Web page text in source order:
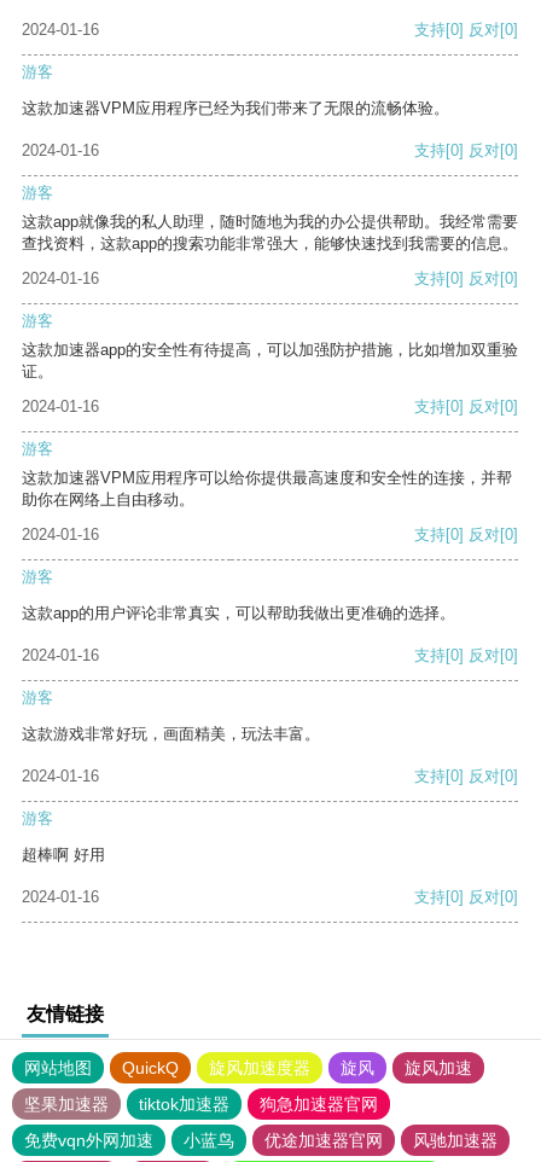
2024-01-16 支持[0] 反对[0]
游客
这款加速器VPM应用程序已经为我们带来了无限的流畅体验。
2024-01-16 支持[0] 反对[0]
游客
这款app就像我的私人助理，随时随地为我的办公提供帮助。我经常需要
查找资料，这款app的搜索功能非常强大，能够快速找到我需要的信息。
2024-01-16
支持[0] 反对[0]
游客
这款加速器app的安全性有待提高，可以加强防护措施，比如增加双重验
证。
2024-01-16
支持[0] 反对[0]
游客
这款加速器VPM应用程序可以给你提供最高速度和安全性的连接，并帮
助你在网络上自由移动。
2024-01-16
支持[0] 反对[0]
游客
这款app的用户评论非常真实，可以帮助我做出更准确的选择。
2024-01-16 支持[0] 反对[0]
游客
这款游戏非常好玩，画面精美，玩法丰富。
2024-01-16 支持[0] 反对[0]
游客
超棒啊 好用
2024-01-16 支持[0] 反对[0]
友情链接
网站地图 QuickQ 旋风加速度器 旋风
旋风加速
坚果加速器
tiktok加速器
狗急加速器官网
免费vqn外网加速
小蓝鸟 优途加速器官网 风驰加速器